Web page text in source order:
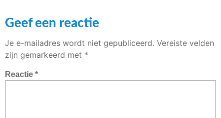
Geef een reactie
Je e-mailadres wordt niet gepubliceerd. Vereiste velden
zijn gemarkeerd met *
Reactie *